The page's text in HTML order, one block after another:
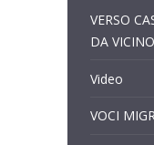
VERSO
DA
Video
VOCI